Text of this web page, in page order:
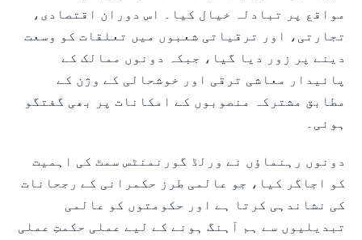
مواقع پر تبادلہ خیال کیا۔ اس دوران اقتصادی،
تجارتی، اور ترقیاتی شعبوں میں تعلقات کو وسعت
دینے پر زور دیا گیا، جبکہ دونوں ممالک کے
پائیدار معاشی ترقی اور خوشحالی کے وژن کے
مطابق مشترکہ منصوبوں کے امکانات پر بھی گفتگو
ہوئی۔
دونوں رہنماؤں نے ورلڈ گورنمنٹس سمٹ کی اہمیت
کو اجاگر کیا، جو عالمی طرز حکمرانی کے رجحانات
کی نشاندہی کرتا ہے اور حکومتوں کو عالمی
تبدیلیوں سے ہم آہنگ ہونے کے لیے عملی حکمتِ عملی